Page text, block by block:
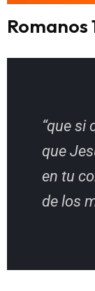
Romanos
“que si
que
en tu
de los